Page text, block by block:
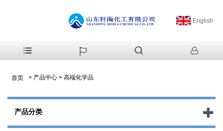
English
首页 > 产品中心 > 高端化学品
产品分类